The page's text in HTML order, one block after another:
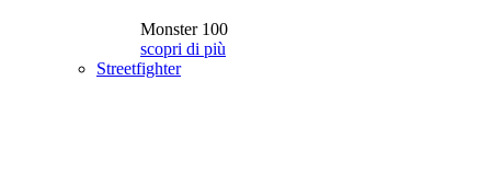
Monster 100
scopri di più
Streetfighter